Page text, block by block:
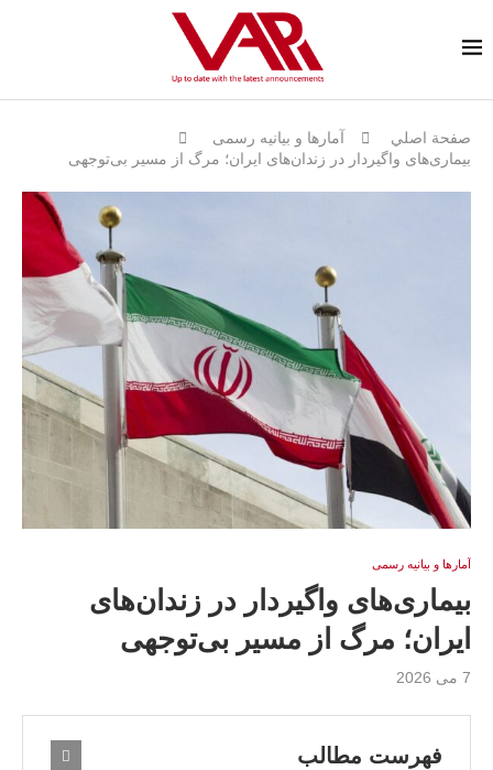
صفحة اصلي
آمارها و بيانيه رسمى
بیماری‌های واگیردار در زندان‌های ایران؛ مرگ از مسیر بی‌توجهی
آمارها و بيانيه رسمى
بیماری‌های واگیردار در زندان‌های
ایران؛ مرگ از مسیر بی‌توجهی
7 می 2026
فهرست مطالب